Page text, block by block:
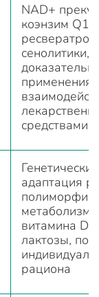
NAD+
коэнзим Q10,
ресвератрол,
сенолитики,
применения,
средствами
адаптация
витамина D,
лактозы,
рациона